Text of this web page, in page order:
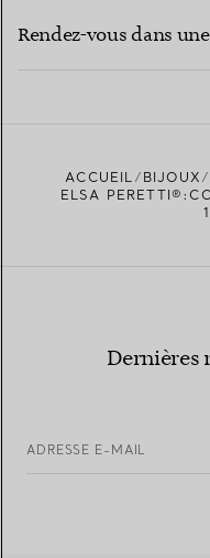
Rendez-vous dans
TROUVEZ LA BOUTIQUE
ACCUEIL BIJOUX
ELSA
Dernières
ADRESSE E-MAIL